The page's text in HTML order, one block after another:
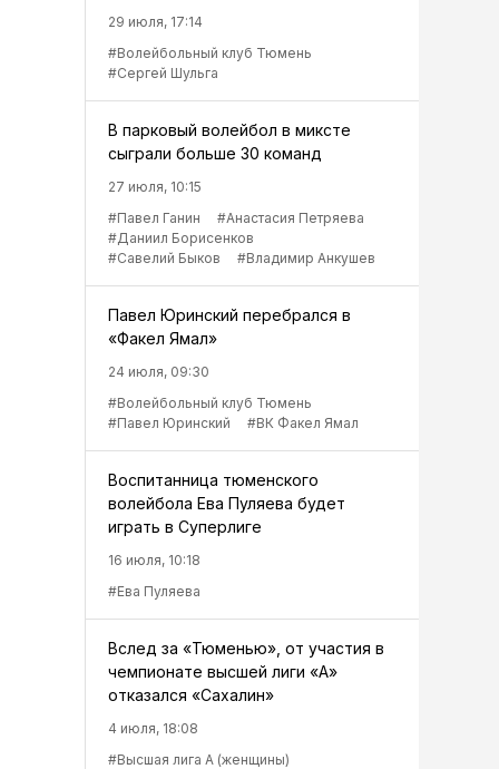
29 июля, 17:14
#Волейбольный клуб Тюмень
#Сергей Шульга
В парковый волейбол в миксте
сыграли больше 30 команд
27 июля, 10:15
#Павел Ганин
#Анастасия Петряева
#Даниил Борисенков
#Савелий Быков
#Владимир Анкушев
Павел Юринский перебрался в
«Факел Ямал»
24 июля, 09:30
#Волейбольный клуб Тюмень
#Павел Юринский
#ВК Факел Ямал
Воспитанница тюменского
волейбола Ева Пуляева будет
играть в Суперлиге
16 июля, 10:18
#Ева Пуляева
Вслед за «Тюменью», от участия в
чемпионате высшей лиги «А»
отказался «Сахалин»
4 июля, 18:08
#Высшая лига А (женщины)